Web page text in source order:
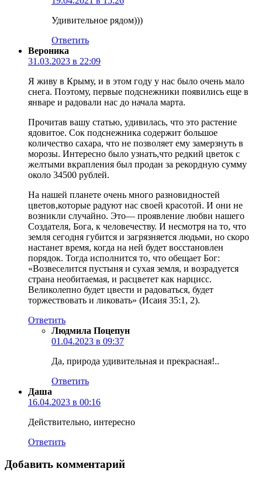
Удивительное рядом)))
Ответить
Вероника
31.03.2023 в 22:09
Я живу в Крыму, и в этом году у нас было очень мало
снега. Поэтому, первые подснежники появились еще в
январе и радовали нас до начала марта.
Прочитав вашу статью, удивилась, что это растение
ядовитое. Сок подснежника содержит большое
количество сахара, что не позволяет ему замерзнуть в
морозы. Интересно было узнать,что редкий цветок с
желтыми вкрапления был продан за рекордную сумму
около 34500 рублей.
На нашей планете очень много разновидностей
цветов,которые радуют нас своей красотой. И они не
возникли случайно. Это— проявление любви нашего
Создателя, Бога, к человечеству. И несмотря на то, что
земля сегодня губится и загрязняется людьми, но скоро
настанет время, когда на ней будет восстановлен
порядок. Тогда исполнится то, что обещает Бог:
«Возвеселится пустыня и сухая земля, и возрадуется
страна необитаемая, и расцветет как нарцисс.
Великолепно будет цвести и радоваться, будет
торжествовать и ликовать» (Исаия 35:1, 2).
Ответить
Людмила Поцепун
01.04.2023 в 09:37
Да, природа удивительная и прекрасная!..
Ответить
Даша
16.04.2023 в 00:16
Действительно, интересно
Ответить
Добавить комментарий